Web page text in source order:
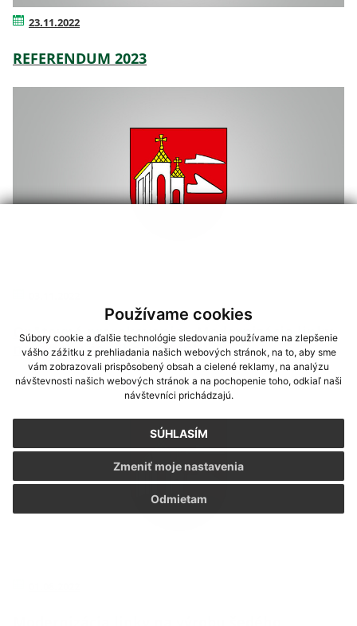
Používame cookies
Súbory cookie a ďalšie technológie sledovania používame na zlepšenie
vášho zážitku z prehliadania našich webových stránok, na to, aby sme
vám zobrazovali prispôsobený obsah a cielené reklamy, na analýzu
návštevnosti našich webových stránok a na pochopenie toho, odkiaľ naši
návštevníci prichádzajú.
SÚHLASÍM
Odmietam
Zmeniť moje nastavenia
23.11.2022
REFERENDUM 2023
Opätovné prerokovanie - Modernizácia linky
na výrobu šedého cementu